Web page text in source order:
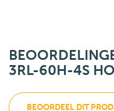
3RL-60H-4S
BEOORDEEL DIT